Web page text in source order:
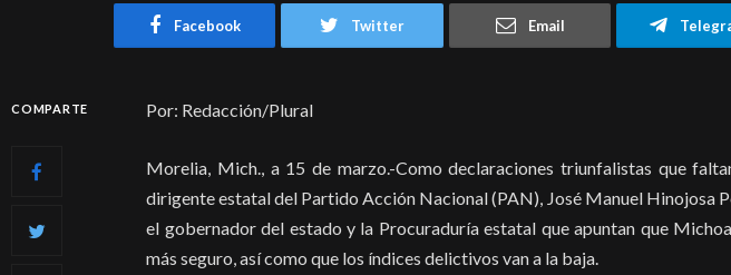
Facebook Twitter Email
COMPARTE Por: Redacción/Plural
Morelia, Mich., a 15 de marzo.-Como declaraciones triunfalistas que
dirigente estatal del Partido Acción Nacional (PAN), José Manuel Hinojosa
el gobernador del estado y la Procuraduría estatal que apuntan que
más seguro, así como que los índices delictivos van a la baja.